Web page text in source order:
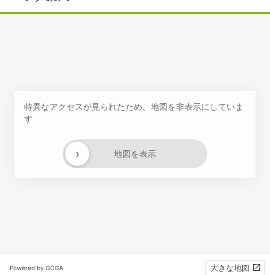
特異なアクセスが見られたため、地図を非表示にしていま
す
地図を表示
›
Powered by GOGA 大きな地図